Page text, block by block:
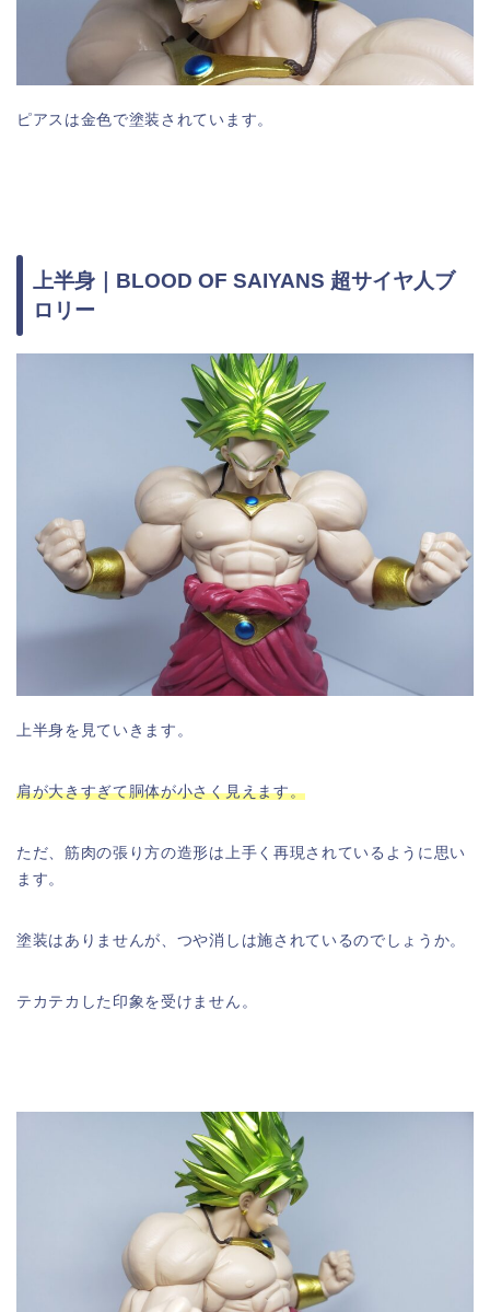
ピアスは金色で塗装されています。
上半身｜BLOOD OF SAIYANS 超サイヤ人ブ
ロリー
上半身を見ていきます。
肩が大きすぎて胴体が小さく見えます。
ただ、筋肉の張り方の造形は上手く再現されているように思い
ます。
塗装はありませんが、つや消しは施されているのでしょうか。
テカテカした印象を受けません。